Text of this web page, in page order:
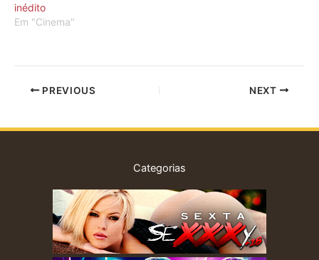
inédito
Em "Cinema"
PREVIOUS NEXT
Categorias